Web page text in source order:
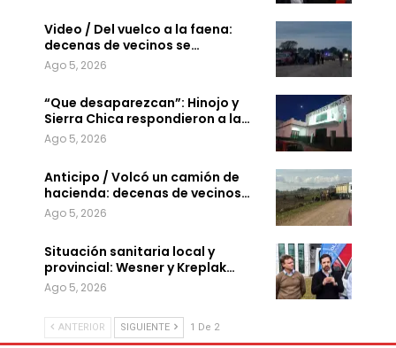
Video / Del vuelco a la faena:
decenas de vecinos se…
Ago 5, 2026
“Que desaparezcan”: Hinojo y
Sierra Chica respondieron a la…
Ago 5, 2026
Anticipo / Volcó un camión de
hacienda: decenas de vecinos…
Ago 5, 2026
Situación sanitaria local y
provincial: Wesner y Kreplak…
Ago 5, 2026
ANTERIOR SIGUIENTE 1 De 2